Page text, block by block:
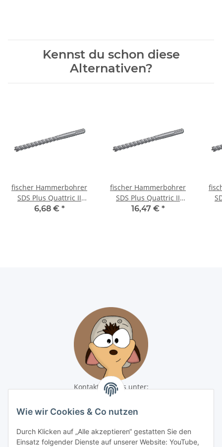
Wie wir Cookies & Co nutzen
Durch Klicken auf „Alle akzeptieren“ gestatten Sie den
Einsatz folgender Dienste auf unserer Website: YouTube,
Kennst du schon diese
Alternativen?
fischer Hammerbohrer
SDS Plus Quattric II
12/100/160
6,68 € *
fischer Hammerbohrer
SDS Plus Quattric II
15/110/160
16,47 € *
Kontaktiere uns unter:
shop@baunativ.de
+49 3435 66699899